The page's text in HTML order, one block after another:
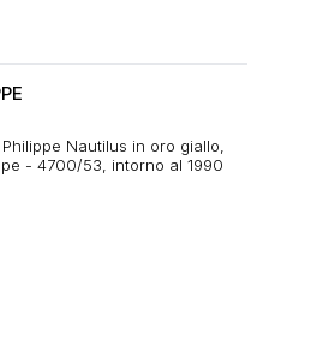
Nautilus in oro giallo,
- 4700/53, intorno al 1990